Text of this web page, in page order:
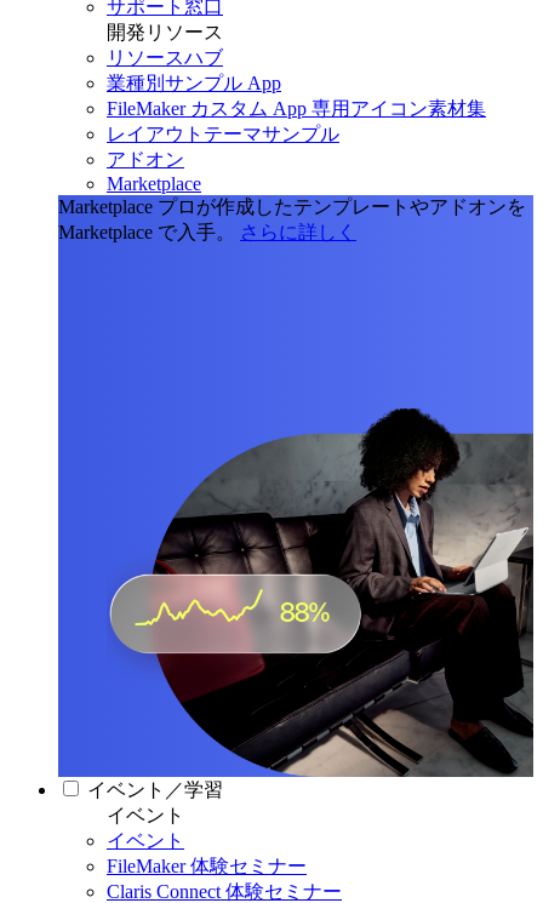
サポート窓口
開発リソース
リソースハブ
業種別サンプル App
FileMaker カスタム App 専用アイコン素材集
レイアウトテーマサンプル
アドオン
Marketplace
Marketplace プロが作成したテンプレートやアドオンを
Marketplace で入手。
さらに詳しく
イベント／学習
イベント
イベント
FileMaker 体験セミナー
Claris Connect 体験セミナー